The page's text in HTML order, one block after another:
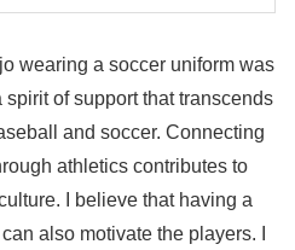
wearing a soccer uniform was
of support that transcends
and soccer. Connecting
athletics contributes to
I believe that having a
also motivate the players. I